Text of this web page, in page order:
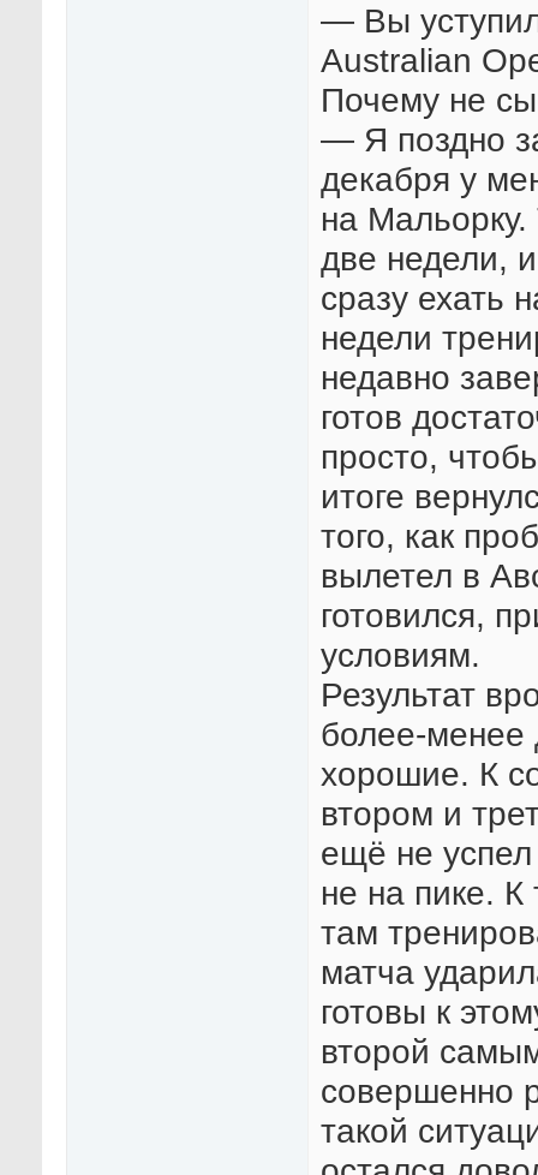
— Вы
Australian
Почему не
— Я поздно
декабря у
на
две недели,
сразу ехать
недели
недавно
готов
просто,
итоге
того, как
вылетел в
готовился,
условиям.
Результат
более-менее
хорошие. К
втором и
ещё не
не на пике.
там
матча
готовы к
второй
совершенно
такой